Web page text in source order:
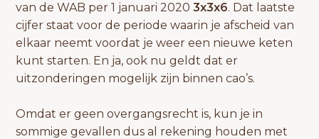
van de WAB per 1 januari 20203x3x6. Dat laatste
cijfer staat voor de periode waarin je afscheid van
elkaar neemt voordat je weer een nieuwe keten
kunt starten. En ja, ook nu geldt dat er
uitzonderingen mogelijk zijn binnen cao’s.
Omdat er geen overgangsrecht is, kun je in
sommige gevallen dus al rekening houden met